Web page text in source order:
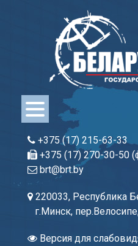
+375 (17) 215-63-33
+375 (17) 270-30-50
brt@brt.by
220033, Республика
г.Минск,
Версия для